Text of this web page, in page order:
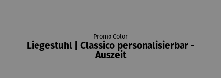
Promo Color
Liegestuhl | Classico personalisierbar -
Auszeit